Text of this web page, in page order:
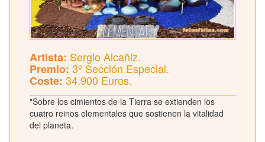
Artista: Sergio Alcañiz.
Premio: 3º Sección Especial.
Coste: 34.900 Euros.
"Sobre los cimientos de la Tierra se extienden los
cuatro reinos elementales que sostienen la vitalidad
del planeta.